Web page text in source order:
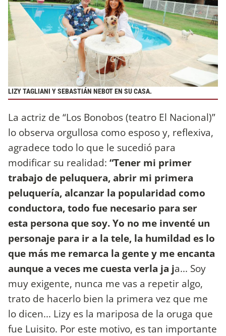
LIZY TAGLIANI Y SEBASTIÁN NEBOT EN SU CASA.
La actriz de “Los Bonobos (teatro El Nacional)”
lo observa orgullosa como esposo y, reflexiva,
agradece todo lo que le sucedió para
modificar su realidad: “Tener mi primer
trabajo de peluquera, abrir mi primera
peluquería, alcanzar la popularidad como
conductora, todo fue necesario para ser
esta persona que soy. Yo no me inventé un
personaje para ir a la tele, la humildad es lo
que más me remarca la gente y me encanta
aunque a veces me cuesta verla ja ja... Soy
muy exigente, nunca me vas a repetir algo,
trato de hacerlo bien la primera vez que me
lo dicen... Lizy es la mariposa de la oruga que
fue Luisito. Por este motivo, es tan importante